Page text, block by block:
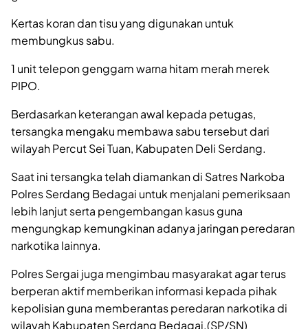
Kertas koran dan tisu yang digunakan untuk
membungkus sabu.
1 unit telepon genggam warna hitam merah merek
PIPO.
Berdasarkan keterangan awal kepada petugas,
tersangka mengaku membawa sabu tersebut dari
wilayah Percut Sei Tuan, Kabupaten Deli Serdang.
Saat ini tersangka telah diamankan di Satres Narkoba
Polres Serdang Bedagai untuk menjalani pemeriksaan
lebih lanjut serta pengembangan kasus guna
mengungkap kemungkinan adanya jaringan peredaran
narkotika lainnya.
Polres Sergai juga mengimbau masyarakat agar terus
berperan aktif memberikan informasi kepada pihak
kepolisian guna memberantas peredaran narkotika di
wilayah Kabupaten Serdang Bedagai.(SP/SN)